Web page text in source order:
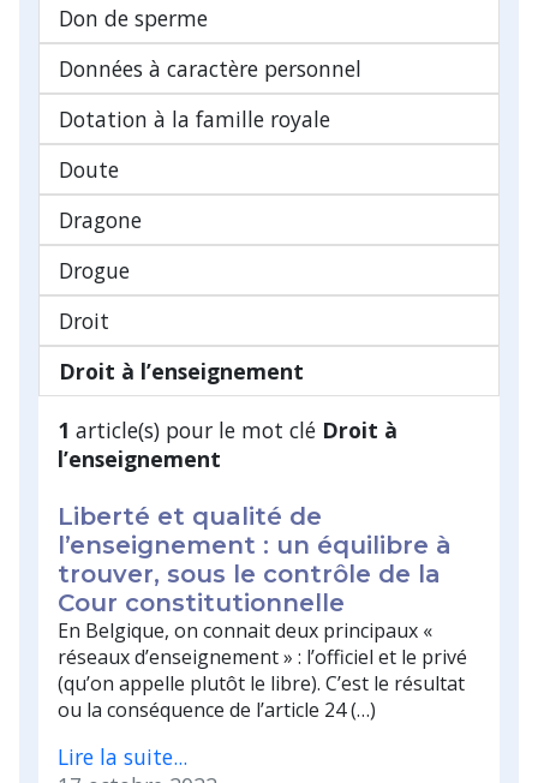
Don de sperme
Données à caractère personnel
Dotation à la famille royale
Doute
Dragone
Drogue
Droit
Droit à l’enseignement
1 article(s) pour le mot clé Droit à
l’enseignement
Liberté et qualité de
l’enseignement : un équilibre à
trouver, sous le contrôle de la
Cour constitutionnelle
En Belgique, on connait deux principaux «
réseaux d’enseignement » : l’officiel et le privé
(qu’on appelle plutôt le libre). C’est le résultat
ou la conséquence de l’article 24 (…)
Lire la suite...